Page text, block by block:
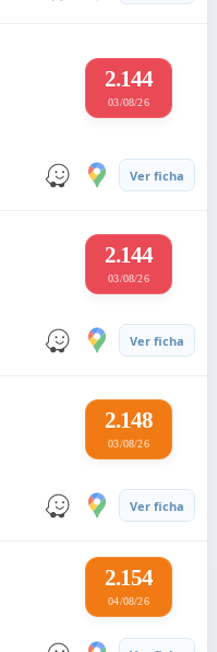
2.144
03/08/26
Ver ficha
2.144
03/08/26
Ver ficha
2.148
03/08/26
Ver ficha
2.154
04/08/26